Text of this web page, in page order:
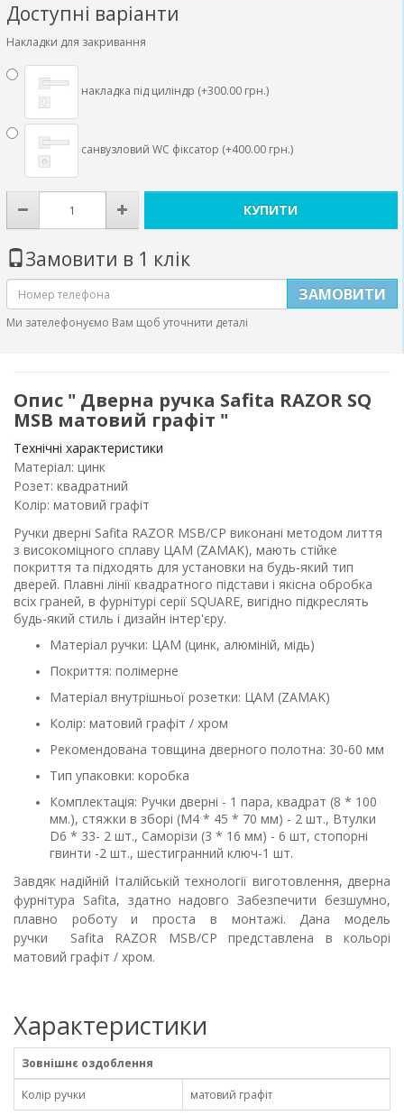
Доступні варіанти
Накладки для закривання
накладка під циліндр (+300.00 грн.)
санвузловий WC фіксатор (+400.00 грн.)
КУПИТИ
Замовити в 1 клік
ЗАМОВИТИ
Ми зателефонуємо Вам щоб уточнити деталі
Опис " Дверна ручка Safita RAZOR SQ
MSB матовий графіт "
Технічні характеристики
Матеріал: цинк
Розет: квадратний
Колір: матовий графіт
Ручки дверні Safita RAZOR MSB/CP виконані методом лиття
з високоміцного сплаву ЦАМ (ZAMAK), мають стійке
покриття та підходять для установки на будь-який тип
дверей. Плавні лінії квадратного підстави і якісна обробка
всіх граней, в фурнітурі серії SQUARE, вигідно підкреслять
будь-який стиль і дизайн інтер'єру.
Матеріал ручки: ЦАМ (цинк, алюміній, мідь)
Покриття: полімерне
Матеріал внутрішньої розетки: ЦАМ (ZAMAK)
Колір: матовий графіт / хром
Рекомендована товщина дверного полотна: 30-60 мм
Тип упаковки: коробка
Комплектація: Ручки дверні - 1 пара, квадрат (8 * 100
мм.), стяжки в зборі (М4 * 45 * 70 мм) - 2 шт., Втулки
D6 * 33- 2 шт., Саморізи (3 * 16 мм) - 6 шт, стопорні
гвинти -2 шт., шестигранний ключ-1 шт.
Завдяк надійній Італійській технології виготовлення, дверна
фурнітура Safita, здатно надовго Забезпечити безшумно,
плавно роботу и проста в монтажі. Дана модель
ручки Safita RAZOR MSB/CP представлена ​​в кольорі
матовий графіт / хром.
Характеристики
Зовнішнє оздоблення
Колір ручки матовий графіт